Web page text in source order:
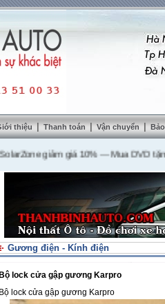
thiệu | Thanh toán | Vận chuyển |
giảm giá 10%---Mua DVD tặng
Gương điện - Kính điện
Bộ lock cửa gập gương Karpro
Bộ lock cửa gập gương Karpro